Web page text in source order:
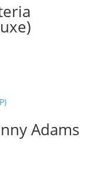
Adams